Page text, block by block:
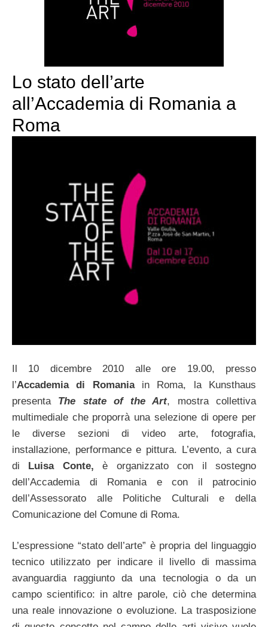
Lo stato dell’arte
all’Accademia di Romania a
Roma
Il 10 dicembre 2010 alle ore 19.00, presso
l’Accademia di Romaniain Roma, la Kunsthaus
presenta The state of the Art, mostra collettiva
multimediale che proporrà una selezione di opere per
le diverse sezioni di video arte, fotografia,
installazione, performance e pittura. L’evento, a cura
di Luisa Conte, è organizzato con il sostegno
dell’Accademia di Romania e con il patrocinio
dell’Assessorato alle Politiche Culturali e della
Comunicazione del Comune di Roma.
L’espressione “stato dell’arte” è propria del linguaggio
tecnico utilizzato per indicare il livello di massima
avanguardia raggiunto da una tecnologia o da un
campo scientifico: in altre parole, ciò che determina
una reale innovazione o evoluzione. La trasposizione